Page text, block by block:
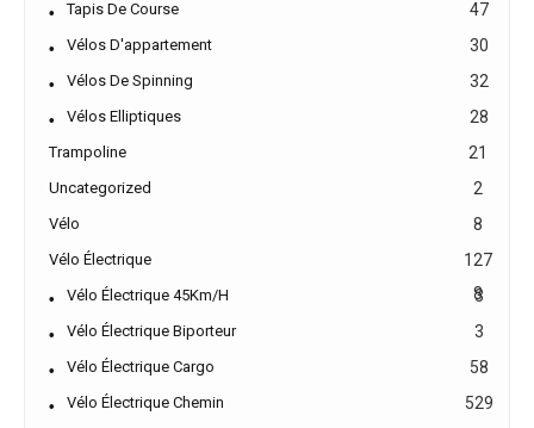
Tapis De Course 47
Vélos D'appartement 30
Vélos De Spinning 32
Vélos Elliptiques 28
Trampoline 21
Uncategorized 2
Vélo 8
Vélo Électrique
127
8
Vélo Électrique 45Km/h 3
Vélo Électrique Biporteur 3
Vélo Électrique Cargo 58
Vélo Électrique Chemin 529